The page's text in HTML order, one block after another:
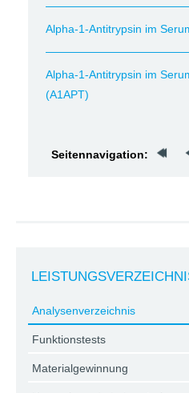
Alpha-1-Antitrypsin im
Alpha-1-Antitrypsin im
(A1APT)
Seitennavigation:
Analysenverzeichnis
Funktionstests
Materialgewinnung